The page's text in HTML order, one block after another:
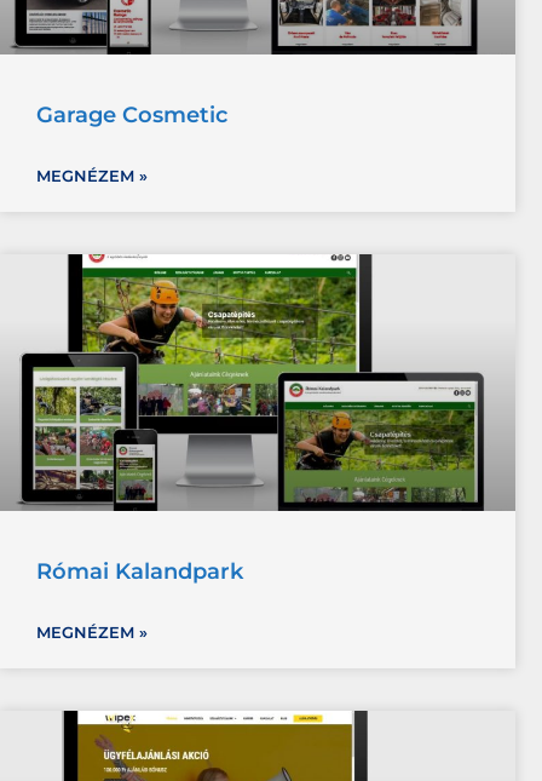
Garage Cosmetic
MEGNÉZEM »
Római Kalandpark
MEGNÉZEM »